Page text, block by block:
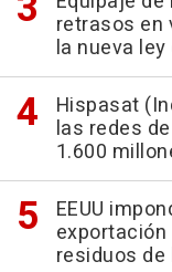
retrasos en
la nueva
Hispasat
las redes
1.600
EEUU
residuos